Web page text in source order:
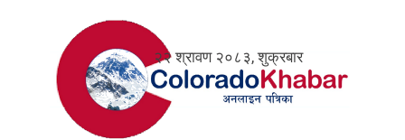
२२ श्रावण २०८३, शुक्रबार